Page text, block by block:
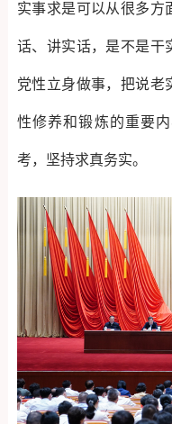
实事求是可以从很多方
话、讲实话，是不是干
党性立身做事，把说老
性修养和锻炼的重要
考，坚持求真务实。